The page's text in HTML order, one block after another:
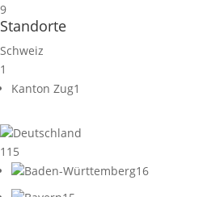
9
Standorte
Schweiz
1
Kanton Zug1
Deutschland
115
Baden-Württemberg16